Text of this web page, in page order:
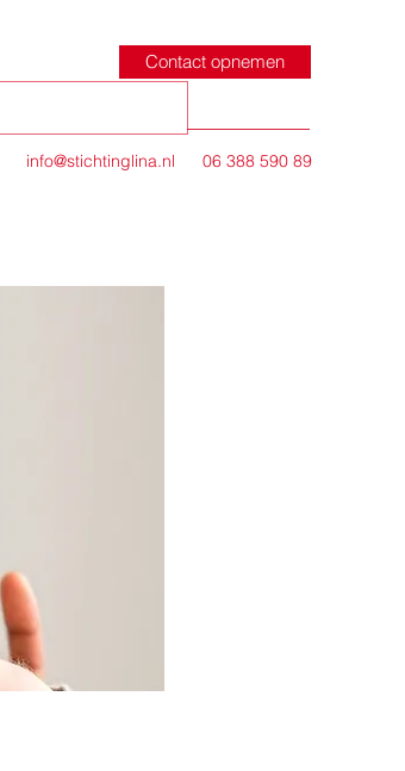
Contact opnemen
info@stichtinglina.nl 06 388 590 89